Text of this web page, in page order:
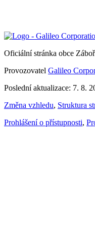
Oficiální stránka obce
Provozovatel Galileo
Poslední aktualizace: 7. 8.
Změna vzhledu, Struktura
Prohlášení o přístupnosti,